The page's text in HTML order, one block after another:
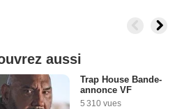
aussi
Trap House Bande-
annonce VF
5 310 vues